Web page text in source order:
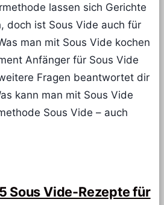
lassen sich Gerichte
doch ist Sous Vide auch für
man mit Sous Vide kochen
Anfänger für Sous Vide
Fragen beantwortet dir
kann man mit Sous Vide
Sous Vide – auch
Sous Vide-Rezepte für